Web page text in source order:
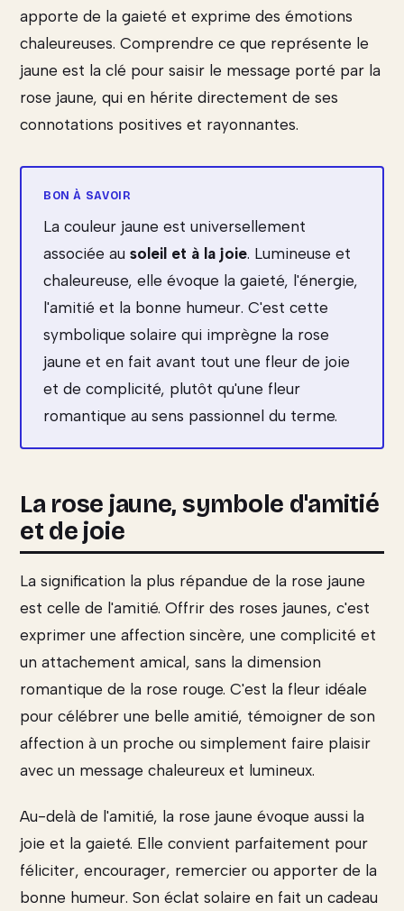
apporte de la gaieté et exprime des émotions
chaleureuses. Comprendre ce que représente le
jaune est la clé pour saisir le message porté par la
rose jaune, qui en hérite directement de ses
connotations positives et rayonnantes.
La couleur jaune est universellement
associée au soleil et à la joie. Lumineuse et
chaleureuse, elle évoque la gaieté, l'énergie,
l'amitié et la bonne humeur. C'est cette
symbolique solaire qui imprègne la rose
jaune et en fait avant tout une fleur de joie
et de complicité, plutôt qu'une fleur
romantique au sens passionnel du terme.
La rose jaune, symbole d'amitié
et de joie
La signification la plus répandue de la rose jaune
est celle de l'amitié. Offrir des roses jaunes, c'est
exprimer une affection sincère, une complicité et
un attachement amical, sans la dimension
romantique de la rose rouge. C'est la fleur idéale
pour célébrer une belle amitié, témoigner de son
affection à un proche ou simplement faire plaisir
avec un message chaleureux et lumineux.
Au-delà de l'amitié, la rose jaune évoque aussi la
joie et la gaieté. Elle convient parfaitement pour
féliciter, encourager, remercier ou apporter de la
bonne humeur. Son éclat solaire en fait un cadeau